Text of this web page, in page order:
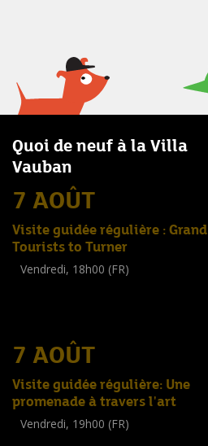
Quoi de neuf à la Villa
Vauban
7 AOÛT
Visite guidée régulière : Grand
Tourists to Turner
Vendredi, 18h00 (FR)
7 AOÛT
Visite guidée régulière: Une
promenade à travers l'art
Vendredi, 19h00 (FR)